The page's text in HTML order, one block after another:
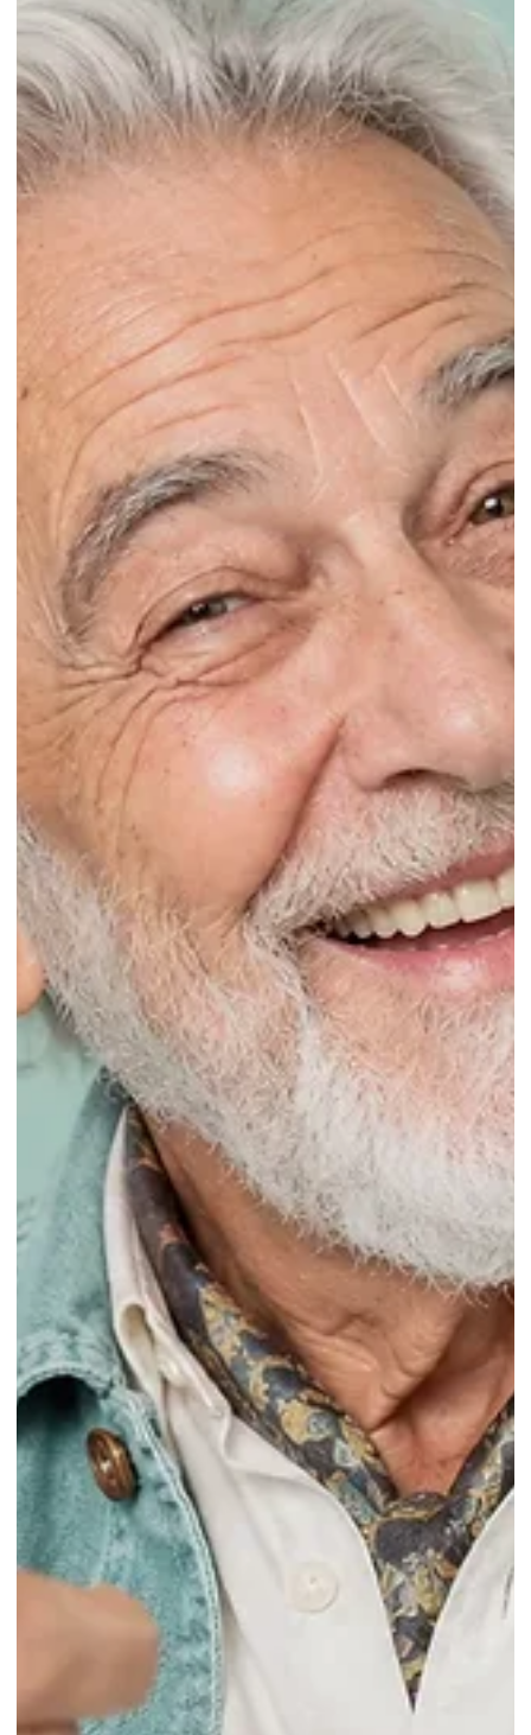
vor 3 Tagen
Pflegegrad-Erhöhung richtig vorbereiten
Pflegegrad-Erhöhung richtig vorbereiten: Veränderungen
dokumentieren, Antrag stellen und sicher in die
Begutachtung gehen - mit einer klaren Checkliste für
Angehörige.